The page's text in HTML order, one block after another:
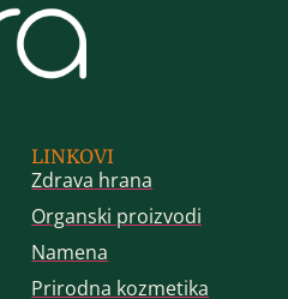
LINKOVI
Zdrava hrana
Organski proizvodi
Namena
Prirodna kozmetika